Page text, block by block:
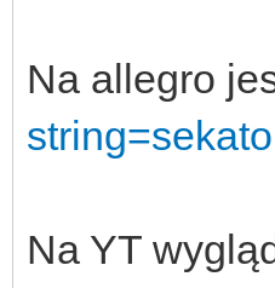
Na allegro
Na YT